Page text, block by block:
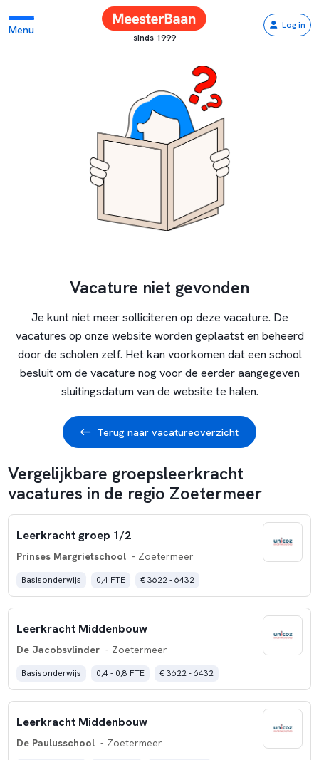
Menu
sinds 1999
Log in
Vacature niet gevonden
Je kunt niet meer solliciteren op deze vacature. De
vacatures op onze website worden geplaatst en beheerd
door de scholen zelf. Het kan voorkomen dat een school
besluit om de vacature nog voor de eerder aangegeven
sluitingsdatum van de website te halen.
Terug naar vacatureoverzicht
Vergelijkbare groepsleerkracht
vacatures in de regio Zoetermeer
Leerkracht groep 1/2
Prinses Margrietschool - Zoetermeer
Basisonderwijs 0,4 FTE € 3622 - 6432
Leerkracht Middenbouw
De Jacobsvlinder - Zoetermeer
Basisonderwijs 0,4 - 0,8 FTE € 3622 - 6432
Leerkracht Middenbouw
De Paulusschool - Zoetermeer